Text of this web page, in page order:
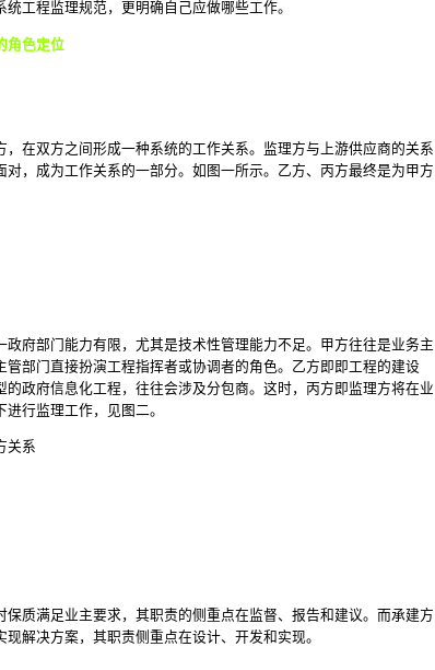
工程监理规范，更明确自己应做哪些工作。
角色定位
在双方之间形成一种系统的工作关系。监理方与上游供应商的关系
，成为工作关系的一部分。如图一所示。乙方、丙方最终是为甲方
府部门能力有限，尤其是技术性管理能力不足。甲方往往是业务主
部门直接扮演工程指挥者或协调者的角色。乙方即即工程的建设
政府信息化工程，往往会涉及分包商。这时，丙方即监理方将在业
行监理工作，见图二。
关系
质满足业主要求，其职责的侧重点在监督、报告和建议。而承建方
解决方案，其职责侧重点在设计、开发和实现。